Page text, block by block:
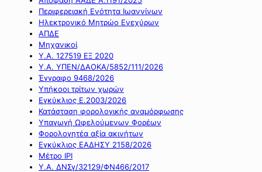
Περιφερειακή Ενότητα Ιωαννίνων
Ηλεκτρονικό Μητρώο Ενεχύρων
ΑΠΔΕ
Μηχανικοί
Υ.Α. 127519 ΕΞ 2020
Υ.Α. ΥΠΕΝ/ΔΑΟΚΑ/5852/111/2026
Έγγραφο 9468/2026
Υπήκοοι τρίτων χωρών
Εγκύκλιος Ε.2003/2026
Κατάσταση φορολογικής αναμόρφωσης
Υπαγωγή Ωφελούμενων Φορέων
Φορολογητέα αξία ακινήτων
Εγκύκλιος ΕΑΔΗΣΥ 2158/2026
Μέτρο IPI
Υ.Α. ΔΝΣγ/32129/ΦΝ466/2017